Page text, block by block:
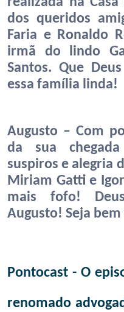
dos queridos
Faria e Ronaldo
irmã do lindo
Santos. Que
essa família linda!
Augusto – Com
da sua
suspiros e alegria
Miriam Gatti e
mais fofo!
Augusto! Seja
Pontocast - O
renomado